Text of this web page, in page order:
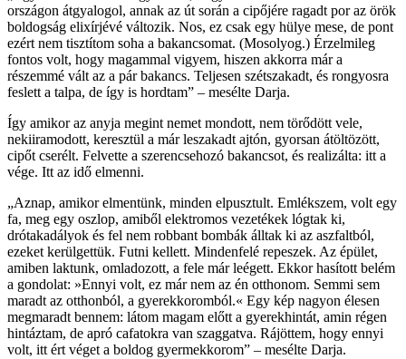
országon átgyalogol, annak az út során a cipőjére ragadt por az örök
boldogság elixírjévé változik. Nos, ez csak egy hülye mese, de pont
ezért nem tisztítom soha a bakancsomat. (Mosolyog.) Érzelmileg
fontos volt, hogy magammal vigyem, hiszen akkorra már a
részemmé vált az a pár bakancs. Teljesen szétszakadt, és rongyosra
feslett a talpa, de így is hordtam” – mesélte Darja.
Így amikor az anyja megint nemet mondott, nem törődött vele,
nekiiramodott, keresztül a már leszakadt ajtón, gyorsan átöltözött,
cipőt cserélt. Felvette a szerencsehozó bakancsot, és realizálta: itt a
vége. Itt az idő elmenni.
„Aznap, amikor elmentünk, minden elpusztult. Emlékszem, volt egy
fa, meg egy oszlop, amiből elektromos vezetékek lógtak ki,
drótakadályok és fel nem robbant bombák álltak ki az aszfaltból,
ezeket kerülgettük. Futni kellett. Mindenfelé repeszek. Az épület,
amiben laktunk, omladozott, a fele már leégett. Ekkor hasított belém
a gondolat: »Ennyi volt, ez már nem az én otthonom. Semmi sem
maradt az otthonból, a gyerekkoromból.« Egy kép nagyon élesen
megmaradt bennem: látom magam előtt a gyerekhintát, amin régen
hintáztam, de apró cafatokra van szaggatva. Rájöttem, hogy ennyi
volt, itt ért véget a boldog gyermekkorom” – mesélte Darja.